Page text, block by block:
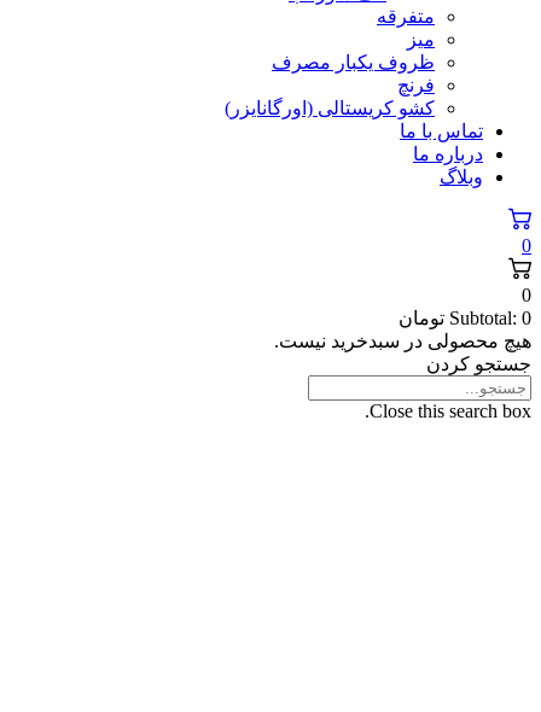
متفرقه
میز
ظروف یکبار مصرف
فرنچ
کشو کریستالی (اورگانایزر)
تماس با ما
درباره ما
وبلاگ
0
0
Subtotal: 0
تومان
هیچ محصولی در سبدخرید نیست.
جستجو کردن
Close this search box.